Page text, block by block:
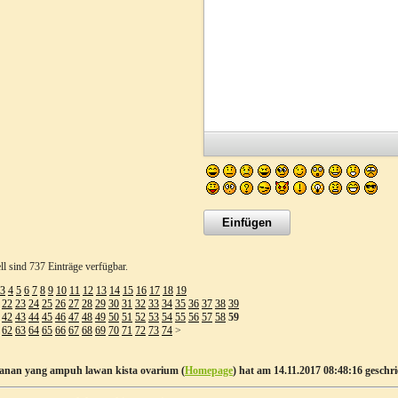
sind 737 Einträge verfügbar.
3 4 5 6 7 8 9 10 11 12 13 14 15 16 17 18 19
22 23 24 25 26 27 28 29 30 31 32 33 34 35 36 37 38 39
42 43 44 45 46 47 48 49 50 51 52 53 54 55 56 57 58 59
62 63 64 65 66 67 68 69 70 71 72 73 74 >
yang ampuh lawan kista ovarium (Homepage) hat am 14.11.2017 08:48:16